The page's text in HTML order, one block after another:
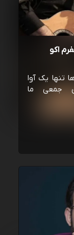
اکو
تنها یک آوا
جمعی ما